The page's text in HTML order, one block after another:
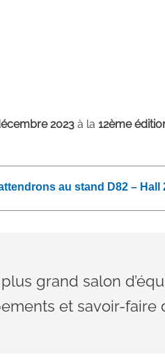
2023 à la 12ème
au stand D82 – Hall
plus grand salon
et savoir-